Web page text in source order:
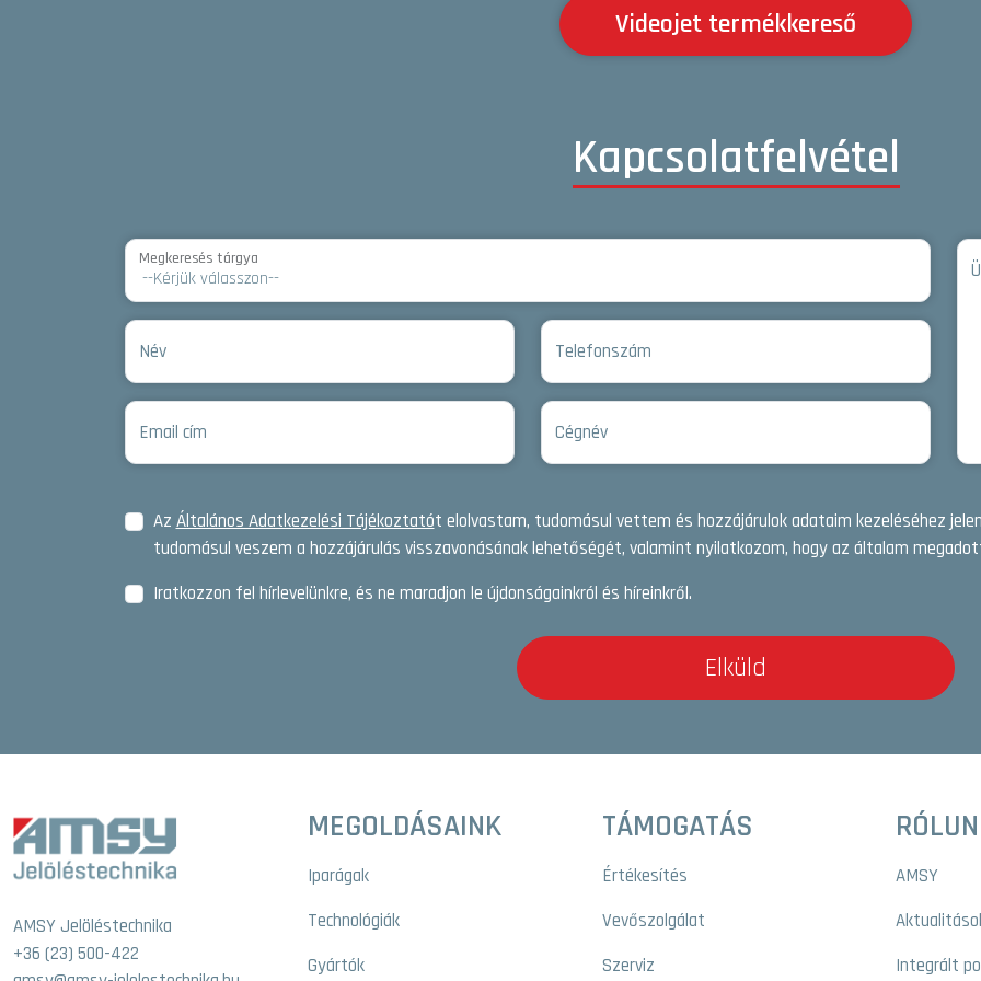
Videojet termékkereső
Kapcsolatfelvétel
Megkeresés tárgya
Név
Email cím
Telefonszám
Cégnév
Az Általános Adatkezelési Tájékoztatót elolvastam, tudomásul vettem és hozzájárulok adataim kezeléséhez
tudomásul veszem a hozzájárulás visszavonásának lehetőségét, valamint nyilatkozom, hogy az általam
Iratkozzon fel hírlevelünkre, és ne maradjon le újdonságainkról és híreinkről.
Elküld
AMSY Jelöléstechnika
+36 (23) 500-422
MEGOLDÁSAINK
Iparágak
Technológiák
Gyártók
TÁMOGATÁS
Értékesítés
Vevőszolgálat
Szerviz
AMSY
Integrált